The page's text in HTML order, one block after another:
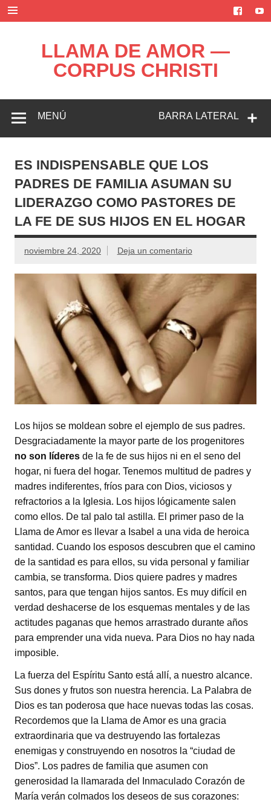
contenido
LLAMA DE AMOR —
CORPUS CHRISTI
BARRA LATERAL
MENÚ
ES INDISPENSABLE QUE LOS
PADRES DE FAMILIA ASUMAN SU
LIDERAZGO COMO PASTORES DE
LA FE DE SUS HIJOS EN EL HOGAR
noviembre 24, 2020 Deja un comentario
Los hijos se moldean sobre el ejemplo de sus padres.
Desgraciadamente la mayor parte de los progenitores
no son líderes de la fe de sus hijos ni en el seno del
hogar, ni fuera del hogar. Tenemos multitud de padres y
madres indiferentes, fríos para con Dios, viciosos y
refractorios a la Iglesia. Los hijos lógicamente salen
como ellos. De tal palo tal astilla. El primer paso de la
Llama de Amor es llevar a Isabel a una vida de heroica
santidad. Cuando los esposos descubren que el camino
de la santidad es para ellos, su vida personal y familiar
cambia, se transforma. Dios quiere padres y madres
santos, para que tengan hijos santos. Es muy difícil en
verdad deshacerse de los esquemas mentales y de las
actitudes paganas que hemos arrastrado durante años
para emprender una vida nueva. Para Dios no hay nada
imposible.
La fuerza del Espíritu Santo está allí, a nuestro alcance.
Sus dones y frutos son nuestra herencia. La Palabra de
Dios es tan poderosa que hace nuevas todas las cosas.
Recordemos que la Llama de Amor es una gracia
extraordinaria que va destruyendo las fortalezas
enemigas y construyendo en nosotros la “ciudad de
Dios”. Los padres de familia que asumen con
generosidad la llamarada del Inmaculado Corazón de
María verán colmados los deseos de sus corazones: